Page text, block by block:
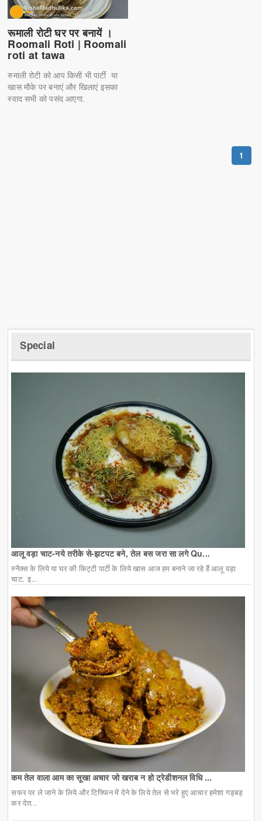
रूमाली रोटी घर पर बनायें ।
Roomali Roti | Roomali
roti at tawa
रुमाली रोटी को आप किसी भी पार्टी या
खास मौके पर बनाएं और खिलाएं इसका
स्वाद सभी को पसंद आएगा.
1
Special
आलू वड़ा चाट-नये तरीके से-झटपट बने, तेल बस जरा सा लगे Qu...
स्नैक्स के लिये या घर की किट्टी पार्टी के लिये खास आज हम बनाने जा रहे हैं आलू वड़ा
चाट. इ...
कम तेल वाला आम का सूखा अचार जो खराब न हो ट्रेडीशनल विधि ...
सफर पर ले जाने के लिये और टिफ्फिन में देने के लिये तेल से भरे हुए आचार हमेशा गड़बड़
कर देत...